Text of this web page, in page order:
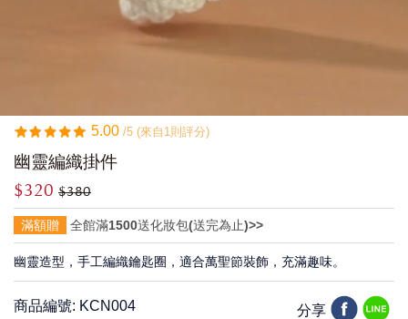
5.00 /5 (來自1則評分)
幽靈編織掛件
$320 $380
滿額贈 全館滿1500送化妝包(送完為止)>>
幽靈造型，手工編織鑰匙圈，適合萬聖節裝飾，充滿趣味。
商品編號: KCN004 分享